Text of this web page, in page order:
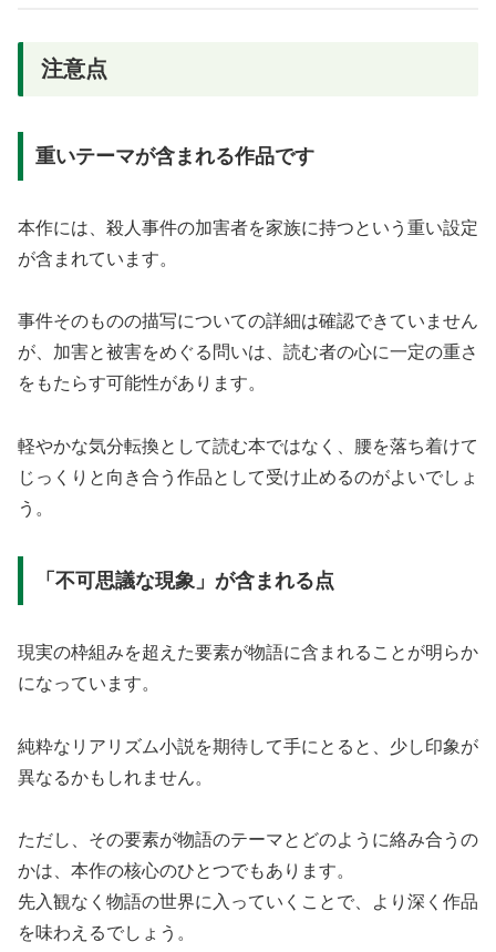
注意点
重いテーマが含まれる作品です
本作には、殺人事件の加害者を家族に持つという重い設定
が含まれています。
事件そのものの描写についての詳細は確認できていません
が、加害と被害をめぐる問いは、読む者の心に一定の重さ
をもたらす可能性があります。
軽やかな気分転換として読む本ではなく、腰を落ち着けて
じっくりと向き合う作品として受け止めるのがよいでしょ
う。
「不可思議な現象」が含まれる点
現実の枠組みを超えた要素が物語に含まれることが明らか
になっています。
純粋なリアリズム小説を期待して手にとると、少し印象が
異なるかもしれません。
ただし、その要素が物語のテーマとどのように絡み合うの
かは、本作の核心のひとつでもあります。
先入観なく物語の世界に入っていくことで、より深く作品
を味わえるでしょう。